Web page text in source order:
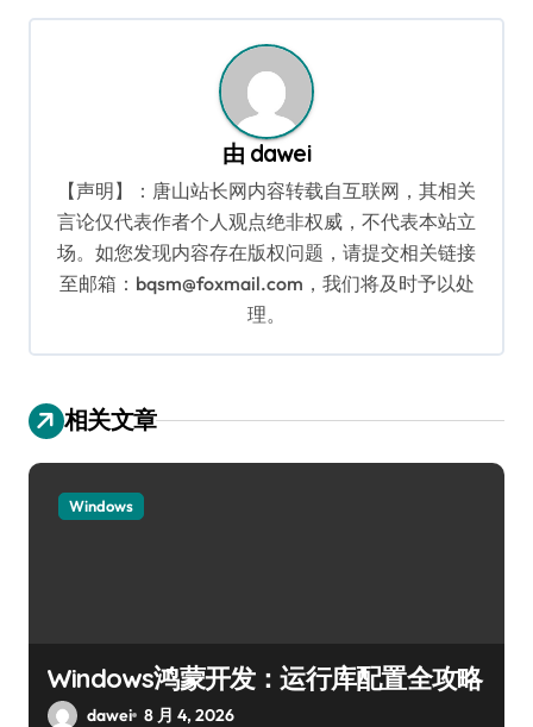
航
由 dawei
【声明】：唐山站长网内容转载自互联网，其相关
言论仅代表作者个人观点绝非权威，不代表本站立
场。如您发现内容存在版权问题，请提交相关链接
至邮箱：bqsm@foxmail.com，我们将及时予以处
理。
相关文章
Windows
Windows鸿蒙开发：运行库配置全攻略
dawei 8 月 4, 2026